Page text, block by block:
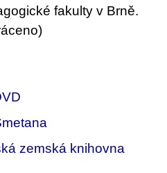
fakulty v Brně.
zemská knihovna